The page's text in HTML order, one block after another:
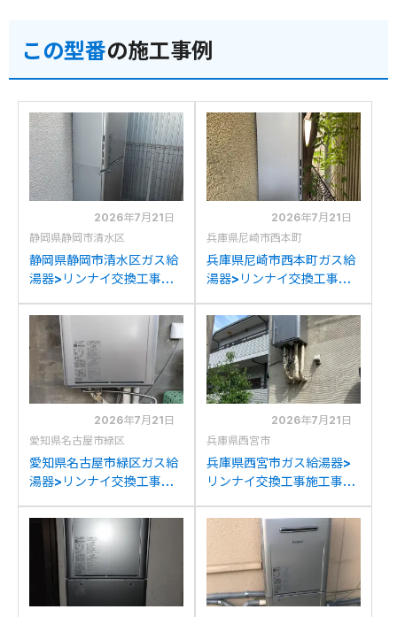
この型番の施工事例
2026年7月21日
静岡県静岡市清水区
静岡県静岡市清水区ガス給
湯器>リンナイ交換工事施
2428SAWXからリンナイ
RUF-K2406SAW(A)への
交換
2026年7月21日
兵庫県尼崎市西本町
兵庫県尼崎市西本町ガス給
湯器>リンナイ交換工事施
V2405AWからリンナイ
RUF-K2406SAW(A)への
交換
2026年7月21日
愛知県名古屋市緑区
愛知県名古屋市緑区ガス給
湯器>リンナイ交換工事施
C2446SAWXDからリン
ナイRUF-K2406SAW(A)
への交換
2026年7月21日
兵庫県西宮市
兵庫県西宮市ガス給湯器>
リンナイ交換工事施工事
2414WKA-Kからリンナイ
RUF-K2406SAW(A)への
交換